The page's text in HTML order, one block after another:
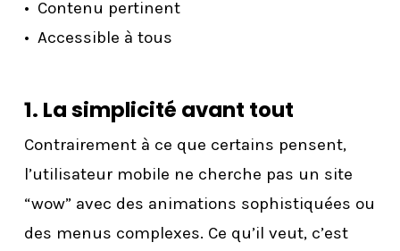
Contenu pertinent
Accessible à tous
1. La simplicité avant tout
Contrairement à ce que certains pensent,
l’utilisateur mobile ne cherche pas un site
“wow” avec des animations sophistiquées ou
des menus complexes. Ce qu’il veut, c’est